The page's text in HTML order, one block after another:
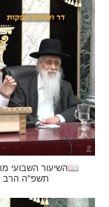
📖השיעור השבועי
תשפ"ה הרב